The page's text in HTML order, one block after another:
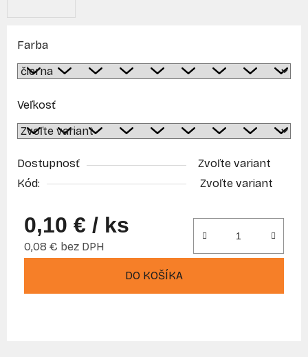
Farba
Veľkosť
Dostupnosť
Zvoľte variant
Kód:
Zvoľte variant
0,10 € / ks
0,08 € bez DPH
DO KOŠÍKA